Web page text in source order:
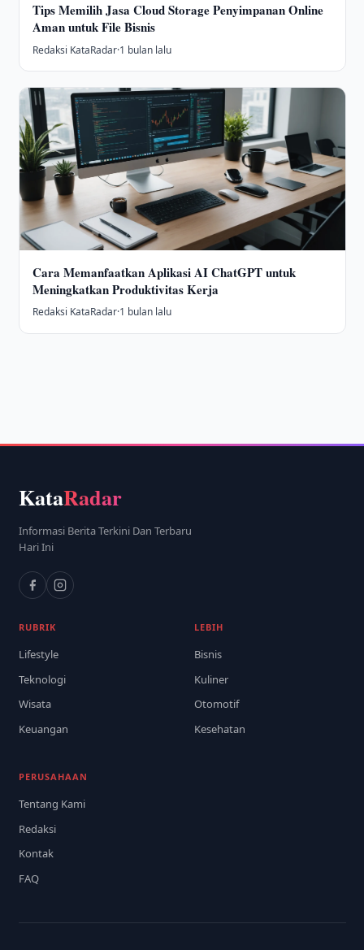
Tips Memilih Jasa Cloud Storage Penyimpanan Online
Aman untuk File Bisnis
Redaksi KataRadar·1 bulan lalu
Cara Memanfaatkan Aplikasi AI ChatGPT untuk
Meningkatkan Produktivitas Kerja
Redaksi KataRadar·1 bulan lalu
KataRadar
Informasi Berita Terkini Dan Terbaru
Hari Ini
RUBRIK
Lifestyle
Teknologi
Wisata
Keuangan
LEBIH
Bisnis
Kuliner
Otomotif
Kesehatan
PERUSAHAAN
Tentang Kami
Redaksi
Kontak
FAQ